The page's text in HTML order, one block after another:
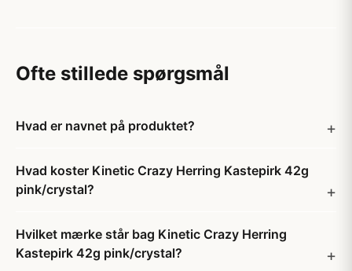
Ofte stillede spørgsmål
Hvad er navnet på produktet?
Hvad koster Kinetic Crazy Herring Kastepirk 42g
pink/crystal?
Hvilket mærke står bag Kinetic Crazy Herring
Kastepirk 42g pink/crystal?